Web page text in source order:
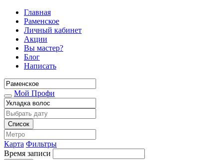
Главная
Раменское
Личный кабинет
Акции
Вы мастер?
Блог
Написать
Мой Профи
Список
Карта Фильтры
Время записи